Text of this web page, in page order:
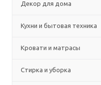
Декор для дома
Кухни и бытовая техника
Кровати и матрасы
Стирка и уборка